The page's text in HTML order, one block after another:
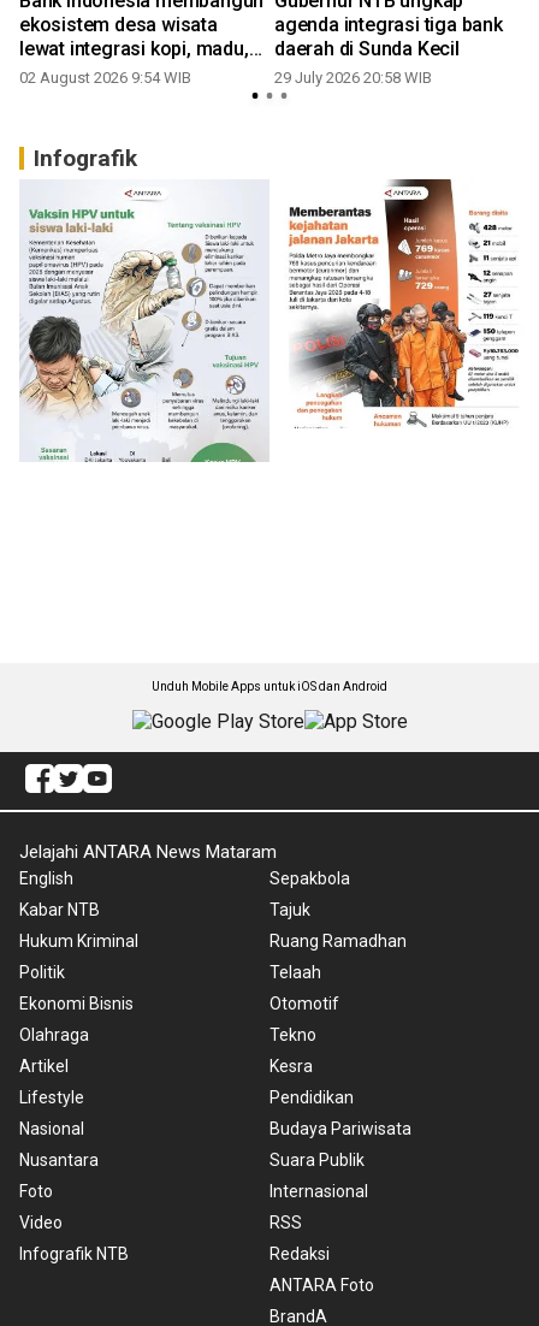
ekosistem desa wisata
lewat integrasi kopi, madu,
pokdarwis
02 August 2026 9:54 WIB
agenda integrasi tiga bank
daerah di Sunda Kecil
29 July 2026 20:58 WIB
Infografik
Unduh Mobile Apps untuk iOS dan Android
Jelajahi ANTARA News Mataram
English
Kabar NTB
Hukum Kriminal
Politik
Ekonomi Bisnis
Olahraga
Artikel
Lifestyle
Nasional
Nusantara
Foto
Video
Infografik NTB
Sepakbola
Tajuk
Ruang Ramadhan
Telaah
Otomotif
Tekno
Kesra
Pendidikan
Budaya Pariwisata
Suara Publik
Internasional
RSS
Redaksi
ANTARA Foto
BrandA